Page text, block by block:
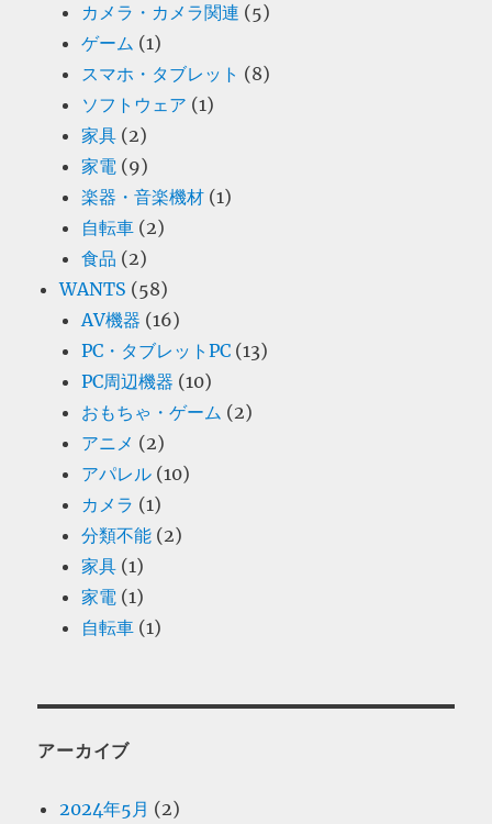
カメラ・カメラ関連 (5)
ゲーム (1)
スマホ・タブレット (8)
ソフトウェア (1)
家具 (2)
家電 (9)
楽器・音楽機材 (1)
自転車 (2)
食品 (2)
WANTS (58)
AV機器 (16)
PC・タブレットPC (13)
PC周辺機器 (10)
おもちゃ・ゲーム (2)
アニメ (2)
アパレル (10)
カメラ (1)
分類不能 (2)
家具 (1)
家電 (1)
自転車 (1)
アーカイブ
2024年5月 (2)